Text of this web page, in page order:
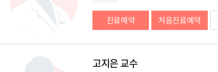
진료예약 처음진료예약
고지은 교수